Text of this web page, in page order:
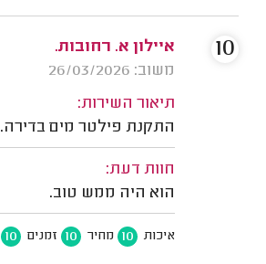
איילון א. רחובות.
משוב: 26/03/2026
תיאור השירות:
התקנת פילטר מים בדירה.
חוות דעת:
הוא היה ממש טוב.
איכות 10 מחיר 10 זמנים 10
10